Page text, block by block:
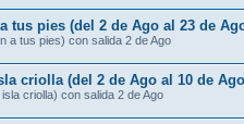
tus pies (del 2 de Ago al 23 de
a tus pies) con salida 2 de Ago
criolla (del 2 de Ago al 10 de
criolla) con salida 2 de Ago